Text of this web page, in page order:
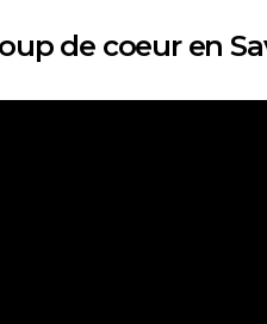
de coeur en